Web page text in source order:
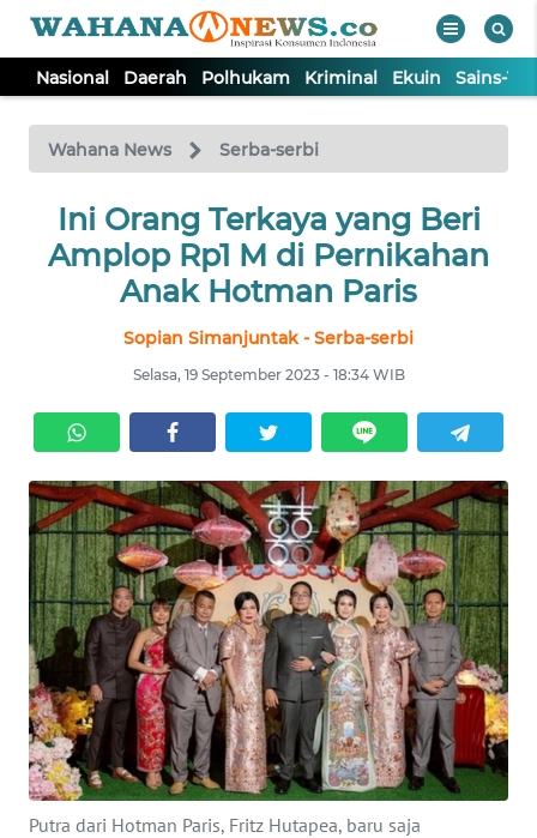
Nasional Daerah Polhukam Kriminal Ekuin Sains-
Wahana News Serba-serbi
Ini Orang Terkaya yang Beri
Amplop Rp1 M di Pernikahan
Anak Hotman Paris
Sopian Simanjuntak - Serba-serbi
Selasa, 19 September 2023 - 18:34 WIB
Putra dari Hotman Paris, Fritz Hutapea, baru saja
TV
Tutup
NASIONAL
POLHUKAM
KRIMINAL
EKUIN
SAINS-TEKNO
KESEHATAN
INTERNASIONAL
SERBA-SERBI
PENDIDIKAN